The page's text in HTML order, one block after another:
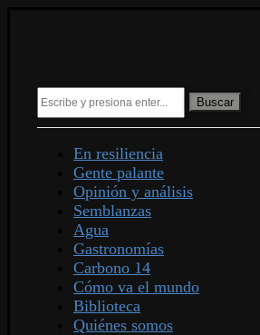
Buscar
En resiliencia
Gente palante
Opinión y análisis
Semblanzas
Agua
Gastronomías
Carbono 14
Cómo va el mundo
Biblioteca
Quiénes somos